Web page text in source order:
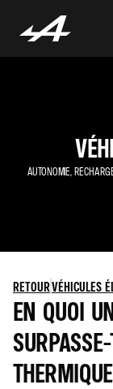
AUTONOMIE,
RETOURVÉHICULES
EN QUOI